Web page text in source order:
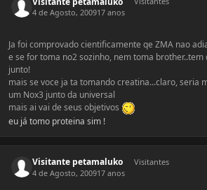
4 de Agosto, 200917 anos
Ja foi comprovado cientificamente qe ZMA nao
e se for toma no2 sozinho, nem toma
junto!
mais se voce ja ta tomando creatina...claro, seria
um Nox3 junto da universal
mais ai vai de seus objetivos
eu já tomo proteina sim !
Visitante petamaluko
Visitantes
4 de Agosto, 200917 anos